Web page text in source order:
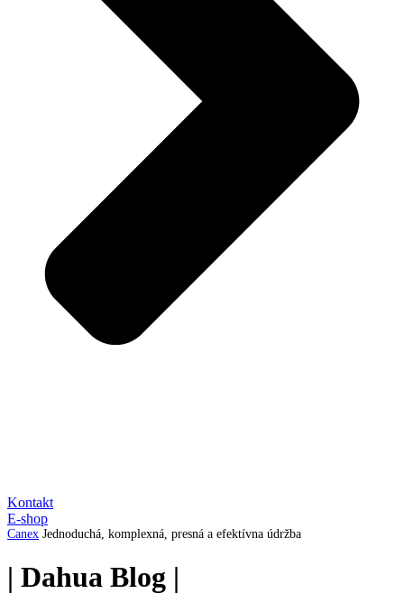
Kontakt
E-shop
Canex Jednoduchá, komplexná, presná a efektívna údržba
| Dahua Blog |